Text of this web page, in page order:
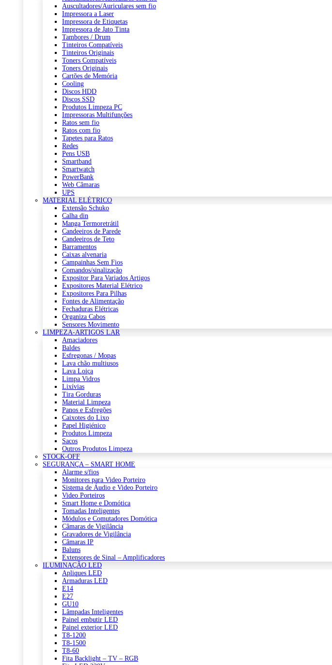
Auscultadores/Auriculares sem fio
Impressora a Laser
Impressora de Etiquetas
Impressora de Jato Tinta
Tambores / Drum
Tinteiros Compatíveis
Tinteiros Originais
Toners Compatíveis
Toners Originais
Cartões de Memória
Cooling
Discos HDD
Discos SSD
Produtos Limpeza PC
Impressoras Multifunções
Ratos sem fio
Ratos com fio
Tapetes para Ratos
Redes
Pens USB
Smartband
Smartwatch
PowerBank
Web Câmaras
UPS
MATERIAL ELÉTRICO
Extensão Schuko
Calha din
Manga Termoretrátil
Candeeiros de Parede
Candeeiros de Teto
Barramentos
Caixas alvenaria
Campainhas Sem Fios
Comandos/sinalização
Expositor Para Variados Artigos
Expositores Material Elétrico
Expositores Para Pilhas
Fontes de Alimentação
Fechaduras Elétricas
Organiza Cabos
Sensores Movimento
LIMPEZA-ARTIGOS LAR
Amaciadores
Baldes
Esfregonas / Mopas
Lava chão multiusos
Lava Loiça
Limpa Vidros
Lixívias
Tira Gorduras
Material Limpeza
Panos e Esfregões
Caixotes do Lixo
Papel Higiénico
Produtos Limpeza
Sacos
Outros Produtos Limpeza
STOCK-OFF
SEGURANÇA – SMART HOME
Alarme s/fios
Monitores para Video Porteiro
Sistema de Áudio e Video Porteiro
Video Porteiros
Smart Home e Domótica
Tomadas Inteligentes
Módulos e Comutadores Domótica
Câmaras de Vigilância
Gravadores de Vigilância
Câmaras IP
Baluns
Extensores de Sinal – Amplificadores
ILUMINAÇÃO LED
Apliques LED
Armaduras LED
E14
E27
GU10
Lâmpadas Inteligentes
Painel embutir LED
Painel exterior LED
T8-1200
T8-1500
T8-60
Fita Backlight – TV – RGB